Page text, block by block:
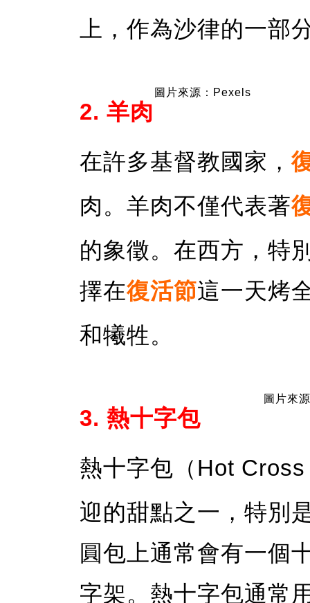
上，作為沙律的一部
圖片來源：Pexels
2. 羊肉
在許多基督教國家，
肉。羊肉不僅代表著
的象徵。在西方，特
擇在復活節這一天烤
和犧牲。
圖片來
3. 熱十字包
熱十字包（Hot
迎的甜點之一，特別
圓包上通常會有一個
字架。熱十字包通常